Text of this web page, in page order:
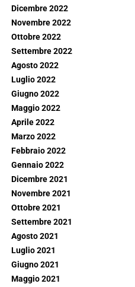
Dicembre 2022
Novembre 2022
Ottobre 2022
Settembre 2022
Agosto 2022
Luglio 2022
Giugno 2022
Maggio 2022
Aprile 2022
Marzo 2022
Febbraio 2022
Gennaio 2022
Dicembre 2021
Novembre 2021
Ottobre 2021
Settembre 2021
Agosto 2021
Luglio 2021
Giugno 2021
Maggio 2021